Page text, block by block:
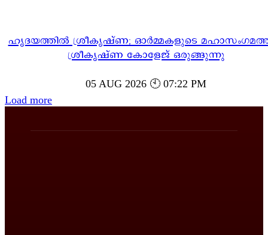
ഹൃദയത്തിൽ ശ്രീകൃഷ്ണ; ഓർമ്മകളുടെ
ശ്രീകൃഷ്ണ കോളേജ് ഒരുങ്ങുന്നു
05 AUG 2026 🕙 07:22 PM
Load more